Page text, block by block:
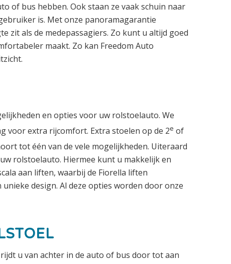
of bus hebben. Ook staan ze vaak schuin naar
is. Met onze panoramagarantie
zit als de medepassagiers. Zo kunt u altijd goed
maakt. Zo kan Freedom Auto
en opties voor uw rolstoelauto. We
voor extra rijcomfort. Extra stoelen op de 2e of
tot één van de vele mogelijkheden. Uiteraard
rolstoelauto. Hiermee kunt u makkelijk en
aan liften, waarbij de Fiorella liften
design. Al deze opties worden door onze
u van achter in de auto of bus door tot aan